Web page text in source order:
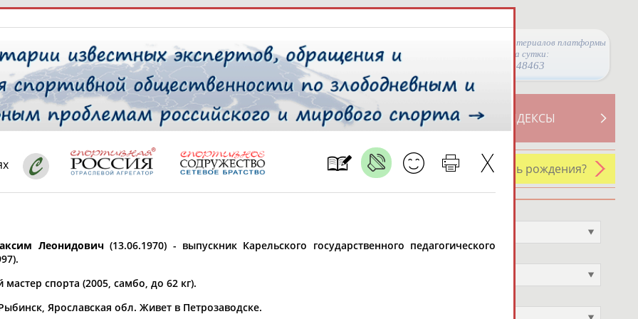
Просмотры материалов платформы
за сутки:
48463
СВОДНЫЕ ИНДЕКСЫ
ТАБЛО АКТИВНОСТИ
РЕСУРСНАЯ ПЛОЩАДКА
У кого сегодня день рождения?
* для действующих спортсменов
рождения
Леонидович(13.06.1970) - выпускник Карельского государственного педагогического
спорта (2005, самбо, до 62 кг).
Ярославская обл. Живет в Петрозаводске.